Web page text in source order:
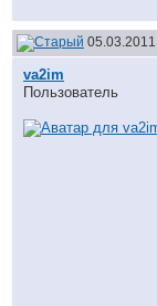
va2im
Пользователь